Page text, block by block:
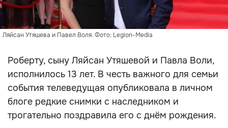
Ляйсан Утяшева и Павел Воля. Фото: Legion-Media
Роберту, сыну Ляйсан Утяшевой и Павла Воли,
исполнилось 13 лет. В честь важного для семьи
события телеведущая опубликовала в личном
блоге редкие снимки с наследником и
трогательно поздравила его с днём рождения.